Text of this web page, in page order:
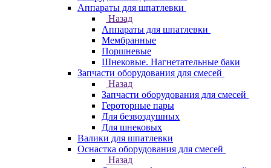
Аппараты для шпатлевки
Назад
Аппараты для шпатлевки
Мембранные
Поршневые
Шнековые. Нагнетательные баки
Запчасти оборудования для смесей
Назад
Запчасти оборудования для смесей
Героторные пары
Для безвоздушных
Для шнековых
Валики для шпатлевки
Оснастка оборудования для смесей
Назад